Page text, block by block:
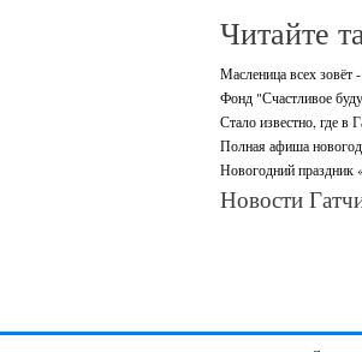
Читайте
Масленица всех зовёт
Фонд "Счастливое
Стало известно, где в
Полная афиша
Новогодний праздник
Новости